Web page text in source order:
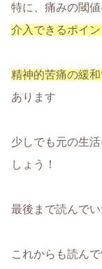
特に、痛みの閾
介入できるポイン
精神的苦痛の緩
あります
少しでも元の生
しょう！
最後まで読んで
これからも読ん